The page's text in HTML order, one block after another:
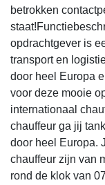
betrokken
opdrachtgever is
transport en
door heel Europa
voor deze mooie
internationaal
chauffeur ga jij
door heel Europa.
chauffeur zijn van
rond de klok van